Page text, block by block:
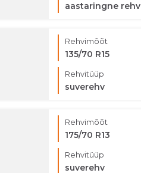
aastaringne rehv
Rehvimõõt
135/70 R15
Rehvitüüp
suverehv
Rehvimõõt
175/70 R13
Rehvitüüp
suverehv